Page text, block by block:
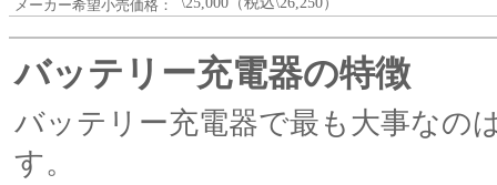
メーカー希望小売価格：
バッテリー充電器の特徴
バッテリー充電器で最も大事なの
す。